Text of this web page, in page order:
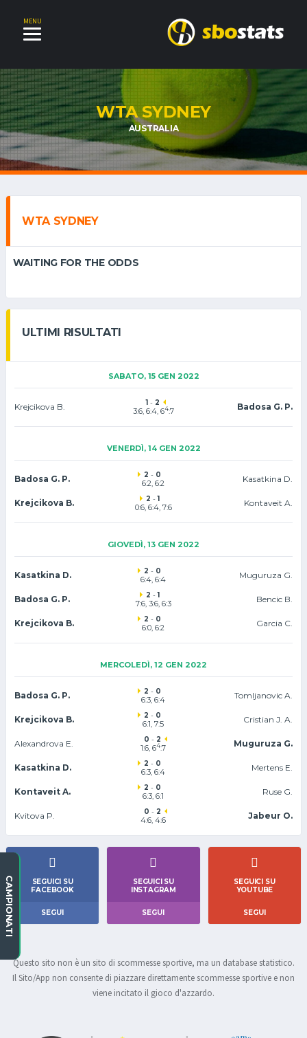
MENU
WTA SYDNEY
AUSTRALIA
WTA SYDNEY
WAITING FOR THE ODDS
ULTIMI RISULTATI
SABATO, 15 GEN 2022
Krejcikova B. 1- 2
3:6, 6:4, 64:7 Badosa G. P.
VENERDÌ, 14 GEN 2022
Badosa G. P. 2 - 0
6:2, 6:2 Kasatkina D.
Krejcikova B. 2 -1
0:6, 6:4, 7:6 Kontaveit A.
GIOVEDÌ, 13 GEN 2022
Kasatkina D. 2 - 0
6:4, 6:4 Muguruza G.
Badosa G. P. 2 -1
7:6, 3:6, 6:3 Bencic B.
Krejcikova B. 2 - 0
6:0, 6:2 Garcia C.
MERCOLEDÌ, 12 GEN 2022
Badosa G. P. 2 - 0
6:3, 6:4 Tomljanovic A.
Krejcikova B. 2 - 0
6:1, 7:5 Cristian J. A.
Alexandrova E. 0 - 2
1:6, 64:7 Muguruza G.
Kasatkina D. 2 - 0
6:3, 6:4 Mertens E.
Kontaveit A. 2 - 0
6:3, 6:1 Ruse G.
Kvitova P. 0 - 2
4:6, 4:6 Jabeur O.
SEGUICI SU
FACEBOOK
SEGUI
SEGUICI SU
INSTAGRAM
SEGUI
SEGUICI SU
YOUTUBE
SEGUI
Questo sito non è un sito di scommesse sportive, ma un database statistico.
Il Sito/App non consente di piazzare direttamente scommesse sportive e non
viene incitato il gioco d'azzardo.
CAMPIONATI